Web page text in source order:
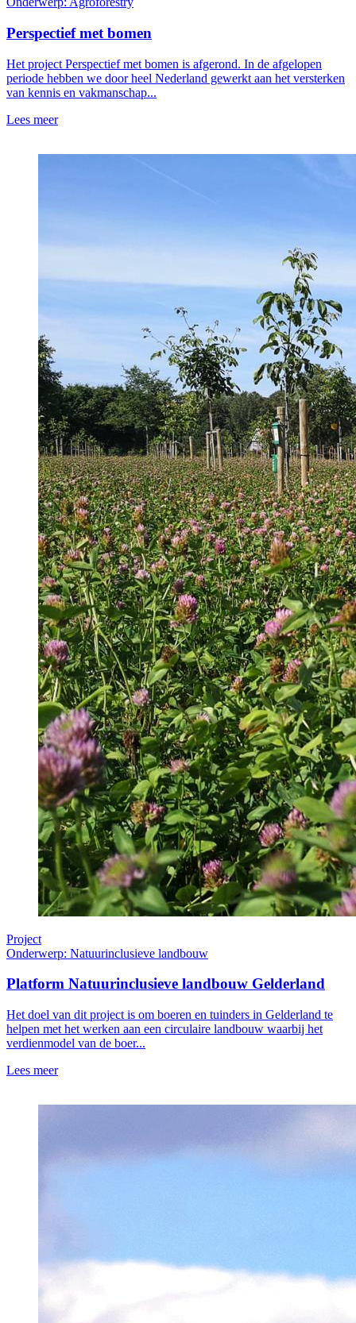
Perspectief met bomen
Het project Perspectief met bomen is afgerond. In de afgelopen
periode hebben we door heel Nederland gewerkt aan het versterken
van kennis en vakmanschap...
Lees meer
Project
Onderwerp: Natuurinclusieve landbouw
Platform Natuurinclusieve landbouw Gelderland
Het doel van dit project is om boeren en tuinders in Gelderland te
helpen met het werken aan een circulaire landbouw waarbij het
verdienmodel van de boer...
Lees meer